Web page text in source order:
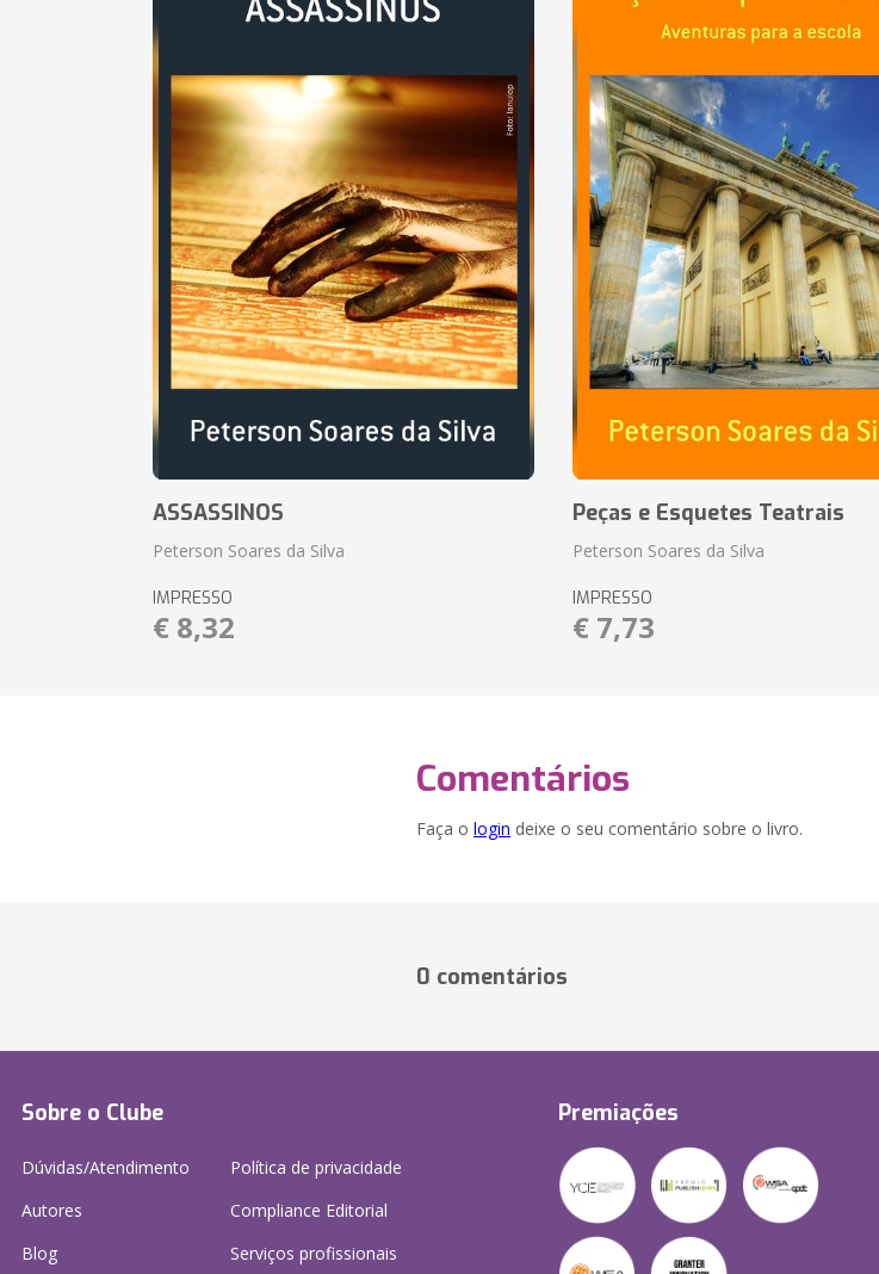
ASSASSINOS
Peterson Soares da Silva
IMPRESSO
€ 8,32
Peças e Esquetes Teatrais
Peterson Soares da Silva
IMPRESSO
€ 7,73
Comentários
Faça o login deixe o seu comentário sobre o livro.
0 comentários
Sobre o Clube
Dúvidas/Atendimento
Autores
Blog
Política de privacidade
Compliance Editorial
Serviços profissionais
Premiações